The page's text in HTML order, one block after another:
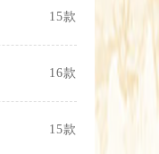
15款
16款
15款